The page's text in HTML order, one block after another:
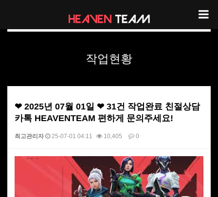
헤븐팀 작업현황
작업현황
❤ 2025년 07월 01일 ❤ 31건 작업완료 친절상담
카톡 HEAVENTEAM 편하게 문의주세요!
최고관리자 25-07-01 04:11 10,405 0